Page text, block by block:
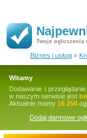
Twoje ogłoszenia
Biznes i usługi »
Witamy
Dodawanie i przeglądanie
w naszym serwisie jest
Aktualnie mamy 16 258
Dodaj darmowe